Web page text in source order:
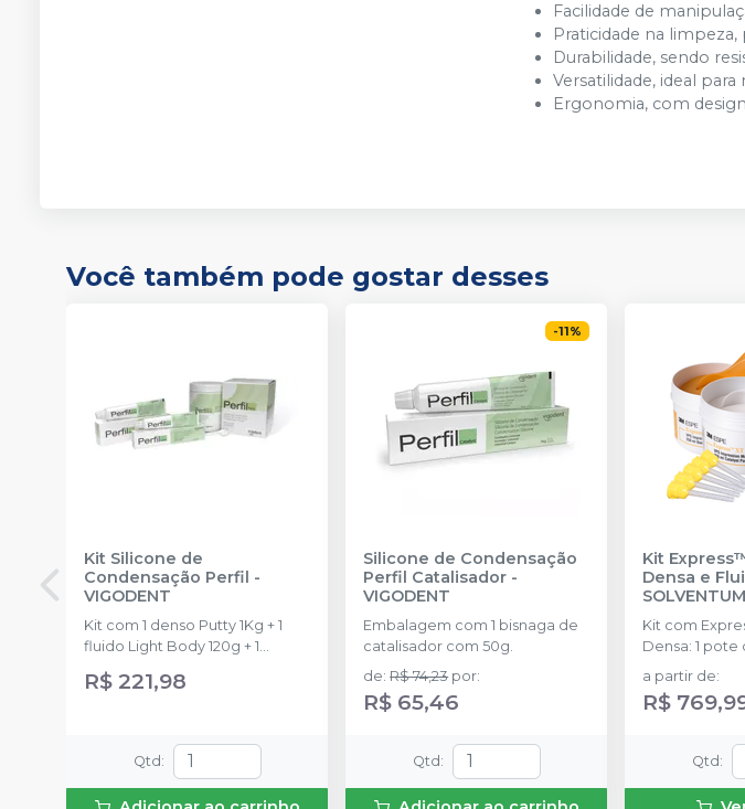
Facilidade de
Praticidade na
Durabilidade, sendo
Versatilidade, ideal
Ergonomia, com
Você também pode gostar desses
Kit Silicone de
Condensação Perfil -
VIGODENT
Kit com 1 denso Putty 1Kg + 1
fluido Light Body 120g + 1
R$ 221,98
Qtd :
-11%
Silicone de Condensação
Perfil Catalisador -
VIGODENT
Embalagem com 1 bisnaga de
catalisador com 50g.
de:R$ 74,23 por:
R$ 65,46
Qtd :
Kit
Densa e
SOLVENTUM
Kit com
Densa: 1 pote
(250 ml)
Densa: 1 pote
catalisadora
Média
(50 ml); 10
Amarelas
a partir de:
R$
Qtd :